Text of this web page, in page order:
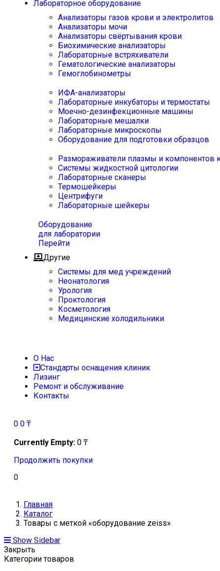
Лабораторное оборудование
Анализаторы газов крови и электролитов
Анализаторы мочи
Анализаторы свёртывания крови
Биохимические анализаторы
Лабораторные встряхиватели
Гематологические анализаторы
Гемоглобинометры
ИФА-анализаторы
Лабораторные инкубаторы и термостаты
Моечно-дезинфекционные машины
Лабораторные мешалки
Лабораторные микроскопы
Оборудование для подготовки образцов
Размораживатели плазмы и компонентов
Системы жидкостной цитологии
Лабораторные сканеры
Термошейкеры
Центрифуги
Лабораторные шейкеры
Оборудование
для лаборатории
Перейти
Другие
Системы для мед учреждений
Неонатология
Урология
Проктология
Косметология
Медицинские холодильники
О Нас
Стандарты оснащения клиник
Лизинг
Ремонт и обслуживание
Контакты
0 0 ₸
Currently Empty: 0 ₸
Продолжить покупки
0
Главная
Каталог
Товары с меткой «оборудование zeiss»
Show Sidebar
Закрыть
Категории товаров